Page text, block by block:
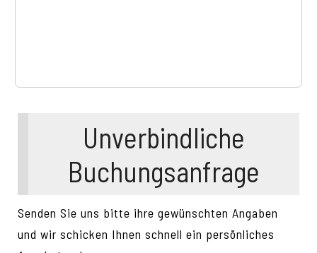
Unverbindliche
Buchungsanfrage
Senden Sie uns bitte ihre gewünschten Angaben
und wir schicken Ihnen schnell ein persönliches